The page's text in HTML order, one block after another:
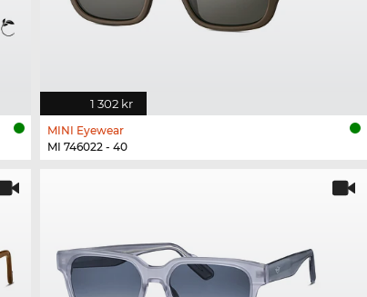
1 302 kr
MINI Eyewear
MI 746022 - 40